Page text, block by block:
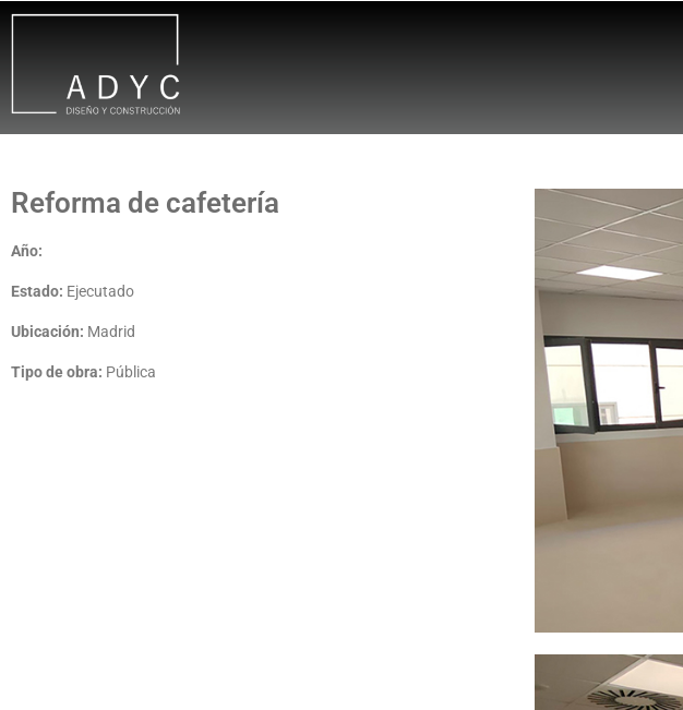
Reforma de cafetería
Año:
Estado: Ejecutado
Ubicación: Madrid
Tipo de obra: Pública